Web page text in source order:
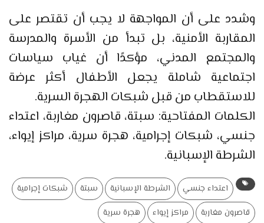
وشدد على أن المواجهة لا يجب أن تقتصر على
المقاربة الأمنية، بل تبدأ من الأسرة والمدرسة
والمجتمع المدني، مؤكدًا أن غياب سياسات
اجتماعية شاملة يجعل الأطفال أكثر عرضة
للاستقطاب من قبل شبكات الهجرة السرية.
الكلمات المفتاحية: سبتة، قاصرون مغاربة، اعتداء
جنسي، شبكات إجرامية، هجرة سرية، مراكز إيواء،
الشرطة الإسبانية.
اعتداء جنسي الشرطة الإسبانية سبتة
شبكات إجرامية
قاصرون مغاربة
مراكز إيواء هجرة سرية